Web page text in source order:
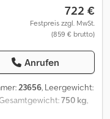
722 €
Festpreis zzgl. MwSt.
(859 € brutto)
Anrufen
23656, Leergewicht:
Gesamtgewicht:750 kg